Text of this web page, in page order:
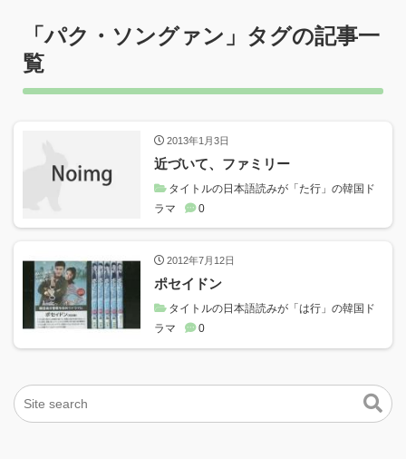
「パク・ソングァン 」タグの記事一
覧
2013年1月3日
近づいて、ファミリー
タイトルの日本語読みが「た行」の韓国ド
ラマ
0
2012年7月12日
ポセイドン
タイトルの日本語読みが「は行」の韓国ド
ラマ
0